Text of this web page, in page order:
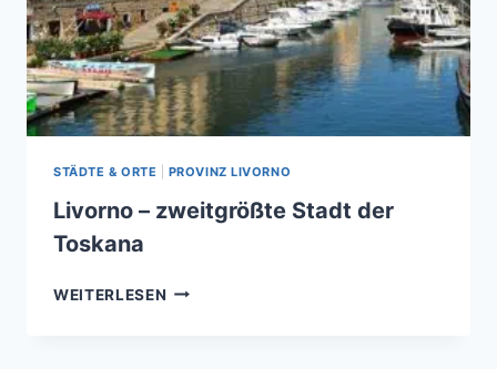
STÄDTE & ORTE PROVINZ LIVORNO
Livorno – zweitgrößte Stadt der
Toskana
WEITERLESEN LIVORNO